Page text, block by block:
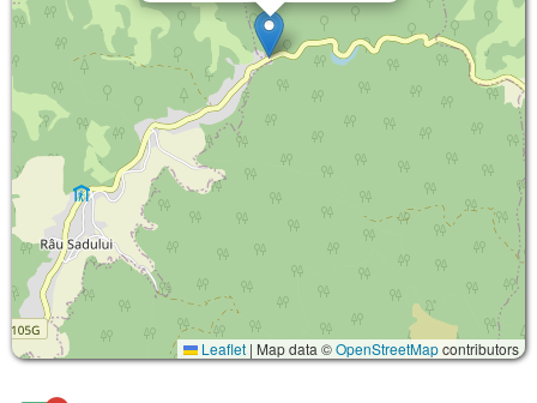
Leaflet | Map data ©OpenStreetMapcontributors